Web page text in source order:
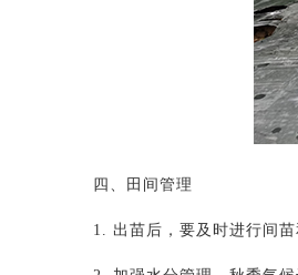
四、田间管理
1. 出苗后，要及时进行间